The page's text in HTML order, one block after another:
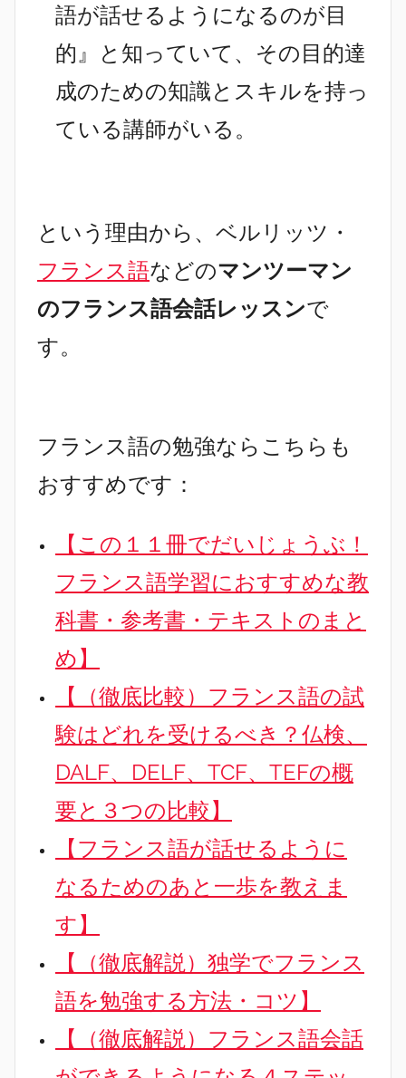
語が話せるようになるのが目
的』と知っていて、その目的達
成のための知識とスキルを持っ
ている講師がいる。
という理由から、ベルリッツ・
フランス語などのマンツーマン
のフランス語会話レッスンで
す。
フランス語の勉強ならこちらも
おすすめです：
【この１１冊でだいじょうぶ！
フランス語学習におすすめな教
科書・参考書・テキストのまと
め】
【（徹底比較）フランス語の試
験はどれを受けるべき？仏検、
DALF、DELF、TCF、TEFの概
要と３つの比較】
【フランス語が話せるように
なるためのあと一歩を教えま
す】
【（徹底解説）独学でフランス
語を勉強する方法・コツ】
【（徹底解説）フランス語会話